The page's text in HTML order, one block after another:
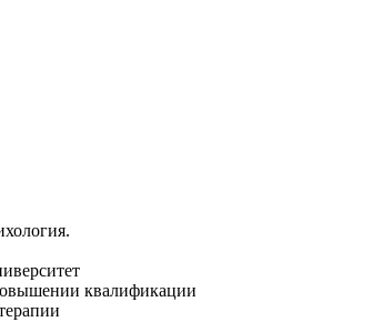
квалификации